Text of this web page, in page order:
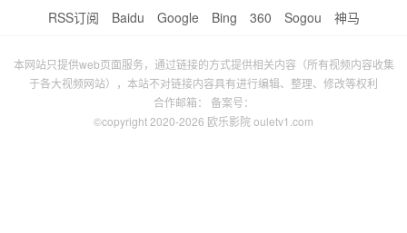
RSS订阅
Baidu Google Bing 360 Sogou 神马
本网站只提供web页面服务，通过链接的方式提供相关内容（所有视频内容收集
于各大视频网站），本站不对链接内容具有进行编辑、整理、修改等权利
合作邮箱： 备案号：
©copyright 2020-2026 欧乐影院 ouletv1.com